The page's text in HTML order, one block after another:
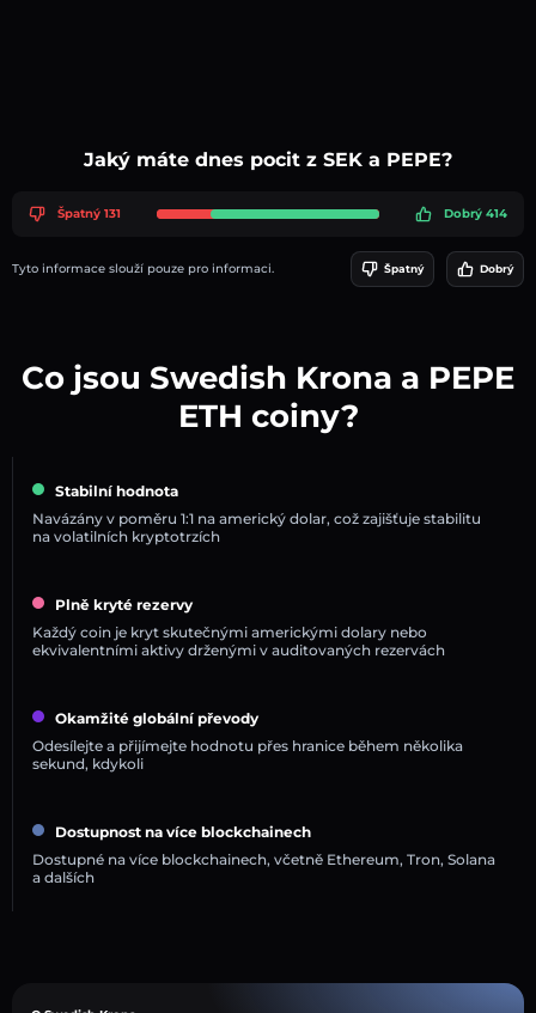
Jaký máte dnes pocit z SEK a PEPE?
Špatný 131 Dobrý 414
Tyto informace slouží pouze pro informaci. Špatný Dobrý
Co jsou Swedish Krona a PEPE
ETH coiny?
Stabilní hodnota
Navázány v poměru 1:1 na americký dolar, což zajišťuje stabilitu
na volatilních kryptotrzích
Plně kryté rezervy
Každý coin je kryt skutečnými americkými dolary nebo
ekvivalentními aktivy drženými v auditovaných rezervách
Okamžité globální převody
Odesílejte a přijímejte hodnotu přes hranice během několika
sekund, kdykoli
Dostupnost na více blockchainech
Dostupné na více blockchainech, včetně Ethereum, Tron, Solana
a dalších